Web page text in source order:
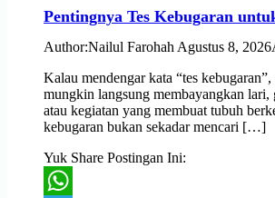
Pentingnya Tes Kebugaran
Author:Nailul Farohah Agustus 8, 2026
Kalau mendengar kata “tes kebugaran”,
mungkin langsung membayangkan lari,
atau kegiatan yang membuat tubuh
kebugaran bukan sekadar mencari […]
Yuk Share Postingan Ini: